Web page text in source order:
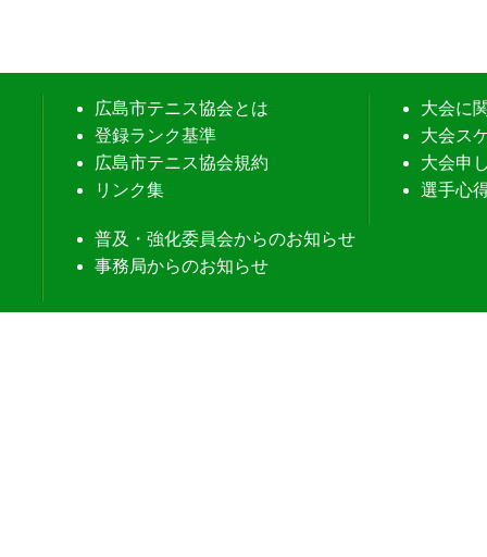
広島市テニス協会とは
登録ランク基準
広島市テニス協会規約
リンク集
大会に
大会ス
大会申
選手心
普及・強化委員会からのお知らせ
事務局からのお知らせ